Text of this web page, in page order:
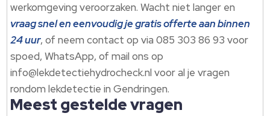
werkomgeving veroorzaken.​ Wacht niet langer en
vraag snel en eenvoudig je gratis offerte aan binnen
24 uur, of neem contact op via 085 303 86 93 voor
spoed, WhatsApp, of mail ons op
info@lekdetectiehydrocheck.​nl voor al je vragen
rondom lekdetectie in Gendringen.​
Meest gestelde vragen